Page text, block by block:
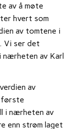
av å møte
hvert som
av tomtene i
Vi ser det
av Karl
av
første
i nærheten av
enn strøm laget